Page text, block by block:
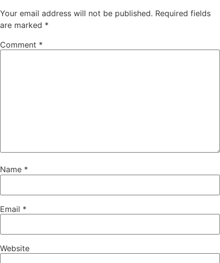
Your email address will not be published. Required fields
are marked *
Comment *
Name *
Email *
Website